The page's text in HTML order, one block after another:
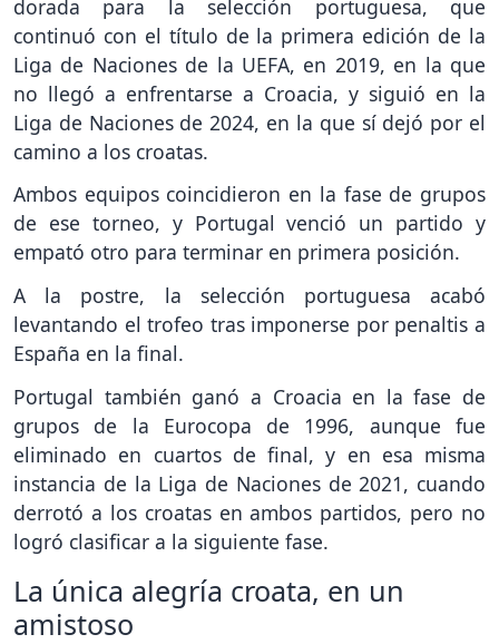
dorada para la selección portuguesa, que
continuó con el título de la primera edición de la
Liga de Naciones de la UEFA, en 2019, en la que
no llegó a enfrentarse a Croacia, y siguió en la
Liga de Naciones de 2024, en la que sí dejó por el
camino a los croatas.
Ambos equipos coincidieron en la fase de grupos
de ese torneo, y Portugal venció un partido y
empató otro para terminar en primera posición.
A la postre, la selección portuguesa acabó
levantando el trofeo tras imponerse por penaltis a
España en la final.
Portugal también ganó a Croacia en la fase de
grupos de la Eurocopa de 1996, aunque fue
eliminado en cuartos de final, y en esa misma
instancia de la Liga de Naciones de 2021, cuando
derrotó a los croatas en ambos partidos, pero no
logró clasificar a la siguiente fase.
La única alegría croata, en un
amistoso